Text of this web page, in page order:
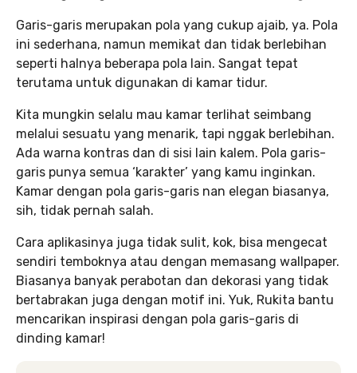
Garis-garis merupakan pola yang cukup ajaib, ya. Pola
ini sederhana, namun memikat dan tidak berlebihan
seperti halnya beberapa pola lain. Sangat tepat
terutama untuk digunakan di kamar tidur.
Kita mungkin selalu mau kamar terlihat seimbang
melalui sesuatu yang menarik, tapi nggak berlebihan.
Ada warna kontras dan di sisi lain kalem. Pola garis-
garis punya semua ‘karakter’ yang kamu inginkan.
Kamar dengan pola garis-garis nan elegan biasanya,
sih, tidak pernah salah.
Cara aplikasinya juga tidak sulit, kok, bisa mengecat
sendiri temboknya atau dengan memasang wallpaper.
Biasanya banyak perabotan dan dekorasi yang tidak
bertabrakan juga dengan motif ini. Yuk, Rukita bantu
mencarikan inspirasi dengan pola garis-garis di
dinding kamar!